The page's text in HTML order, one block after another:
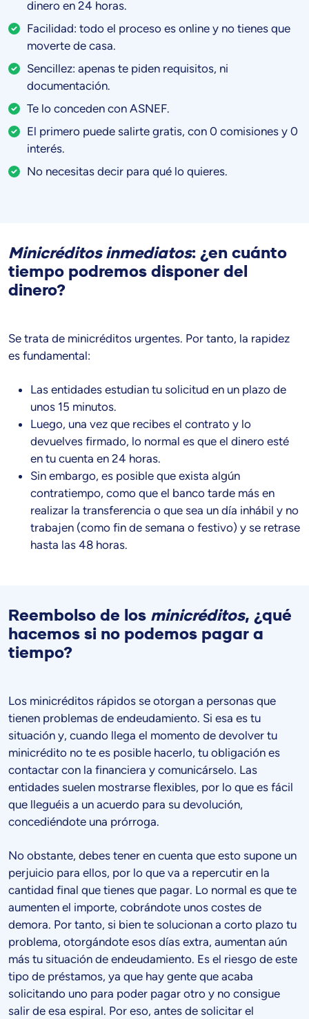
dinero en 24 horas.
Facilidad: todo el proceso es online y no tienes que
moverte de casa.
Sencillez: apenas te piden requisitos, ni
documentación.
Te lo conceden con ASNEF.
El primero puede salirte gratis, con 0 comisiones y 0
interés.
No necesitas decir para qué lo quieres.
Minicréditos inmediatos: ¿en cuánto
tiempo podremos disponer del
dinero?
Se trata de minicréditos urgentes. Por tanto, la rapidez
es fundamental:
Las entidades estudian tu solicitud en un plazo de
unos 15 minutos.
Luego, una vez que recibes el contrato y lo
devuelves firmado, lo normal es que el dinero esté
en tu cuenta en 24 horas.
Sin embargo, es posible que exista algún
contratiempo, como que el banco tarde más en
realizar la transferencia o que sea un día inhábil y no
trabajen (como fin de semana o festivo) y se retrase
hasta las 48 horas.
Reembolso de los minicréditos, ¿qué
hacemos si no podemos pagar a
tiempo?
Los minicréditos rápidos se otorgan a personas que
tienen problemas de endeudamiento. Si esa es tu
situación y, cuando llega el momento de devolver tu
minicrédito no te es posible hacerlo, tu obligación es
contactar con la financiera y comunicárselo. Las
entidades suelen mostrarse flexibles, por lo que es fácil
que lleguéis a un acuerdo para su devolución,
concediéndote una prórroga.
No obstante, debes tener en cuenta que esto supone un
perjuicio para ellos, por lo que va a repercutir en la
cantidad final que tienes que pagar. Lo normal es que te
aumenten el importe, cobrándote unos costes de
demora. Por tanto, si bien te solucionan a corto plazo tu
problema, otorgándote esos días extra, aumentan aún
más tu situación de endeudamiento. Es el riesgo de este
tipo de préstamos, ya que hay gente que acaba
solicitando uno para poder pagar otro y no consigue
salir de esa espiral. Por eso, antes de solicitar el